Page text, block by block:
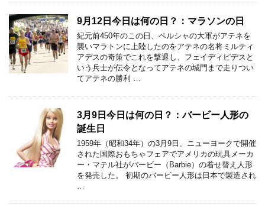
9月12日今日は何の日？：マラソンの日
紀元前450年のこの日、ペルシャの大軍がアテネを
襲いマラトンに上陸したのをアテネの名将ミルティ
アデスの奇策でこれを撃退し、フェイディピデスと
いう兵士が伝令となってアテネの城門まで走りつい
てアテネの勝利 …
3月9日今日は何の日？：バービー人形の
誕生日
1959年（昭和34年）の3月9日、ニューヨークで開催
された国際おもちゃフェアでアメリカの玩具メーカ
ー・マテル社がバービー（Barbie）の着せ替え人形
を発売した。 初期のバービー人形は日本で製造され
…